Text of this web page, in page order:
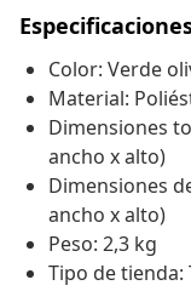
Color: Verde
Material:
Dimensiones
ancho x alto)
Dimensiones
ancho x alto)
Peso: 2,3 kg
Tipo de tienda: